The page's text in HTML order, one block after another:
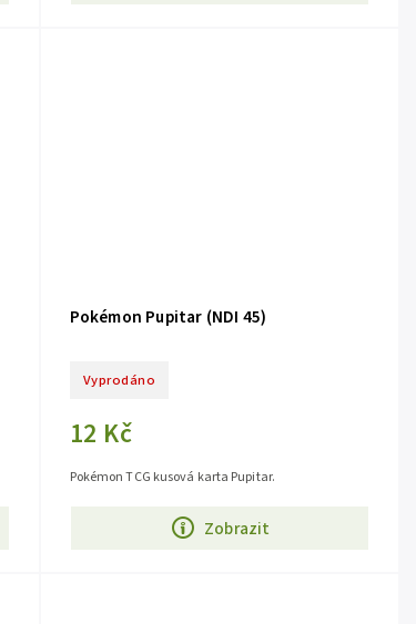
Pokémon Pupitar (NDI 45)
Vyprodáno
12 Kč
Zobrazit
Pokémon TCG kusová karta Pupitar.